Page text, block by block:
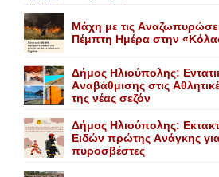
Mάχη με τις
Πέμπτη Hμέρα στην
Δήμος Ηλιούπολης:
Aναβάθμισης στις
της νέας σεζόν
Δήμος Ηλιούπολης:
Eιδών πρώτης Aνάγκης
πυροσβέστες